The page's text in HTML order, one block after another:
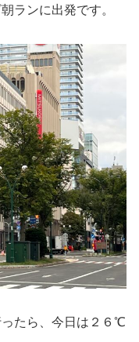
ランに出発です。
たら、今日は２６℃